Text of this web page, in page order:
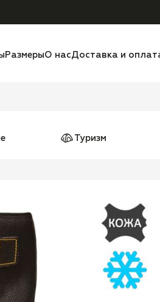
РазмерыО насДоставка и
Туризм